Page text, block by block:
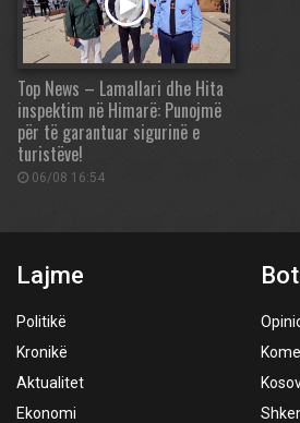
Top News – Lamallari dhe Hita
inspektim në Himarë: Punojmë
për të garantuar sigurinë e
turistëve!
06/08 16:54
Lajme
Politikë
Kronikë
Aktualitet
Ekonomi